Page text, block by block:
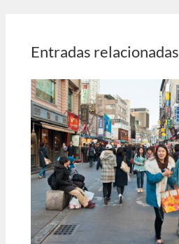
Entradas relacionadas